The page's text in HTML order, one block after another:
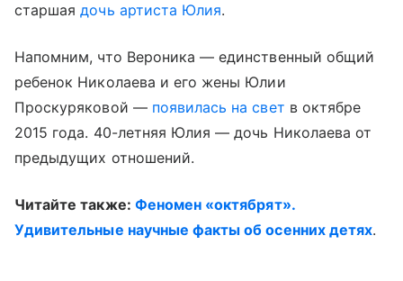
старшаядочь артиста Юлия.
Напомним, что Вероника — единственный общий
ребенок Николаева и его жены Юлии
Проскуряковой — появилась на свет в октябре
2015 года. 40-летняя Юлия — дочь Николаева от
предыдущих отношений.
Читайте также: Феномен «октябрят».
Удивительные научные факты об осенних детях.